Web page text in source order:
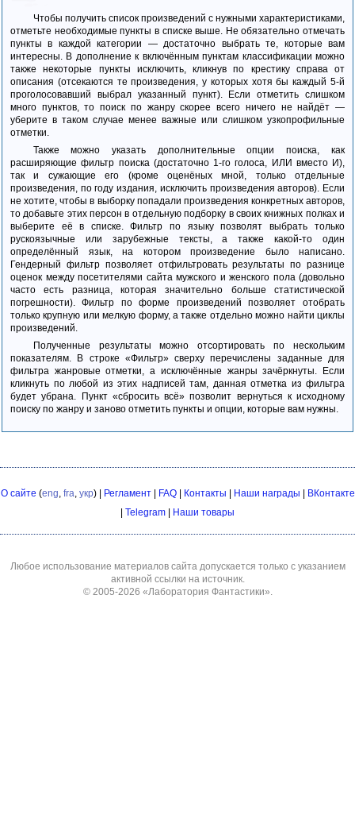
Чтобы получить список произведений с нужными характеристиками,
отметьте необходимые пункты в списке выше. Не обязательно отмечать
пункты в каждой категории — достаточно выбрать те, которые вам
интересны. В дополнение к включённым пунктам классификации можно
также некоторые пункты исключить, кликнув по крестику справа от
описания (отсекаются те произведения, у которых хотя бы каждый 5-й
проголосовавший выбрал указанный пункт). Если отметить слишком
много пунктов, то поиск по жанру скорее всего ничего не найдёт —
уберите в таком случае менее важные или слишком узкопрофильные
отметки.
Также можно указать дополнительные опции поиска, как
расширяющие фильтр поиска (достаточно 1-го голоса, ИЛИ вместо И),
так и сужающие его (кроме оценёных мной, только отдельные
произведения, по году издания, исключить произведения авторов). Если
не хотите, чтобы в выборку попадали произведения конкретных авторов,
то добавьте этих персон в отдельную подборку в своих книжных полках и
выберите её в списке. Фильтр по языку позволят выбрать только
рускоязычные или зарубежные тексты, а также какой-то один
определённый язык, на котором произведение было написано.
Гендерный фильтр позволяет отфильтровать результаты по разнице
оценок между посетителями сайта мужского и женского пола (довольно
часто есть разница, которая значительно больше статистической
погрешности). Фильтр по форме произведений позволяет отобрать
только крупную или мелкую форму, а также отдельно можно найти циклы
произведений.
Полученные результаты можно отсортировать по нескольким
показателям. В строке «Фильтр» сверху перечислены заданные для
фильтра жанровые отметки, а исключённые жанры зачёркнуты. Если
кликнуть по любой из этих надписей там, данная отметка из фильтра
будет убрана. Пункт «сбросить всё» позволит вернуться к исходному
поиску по жанру и заново отметить пункты и опции, которые вам нужны.
О сайте (eng, fra, укр) | Регламент| FAQ| Контакты Наши награды
ВКонтакте
Telegram Наши товары
Любое использование материалов сайта допускается только с указанием
активной ссылки на источник.
© 2005-2026 «Лаборатория Фантастики».